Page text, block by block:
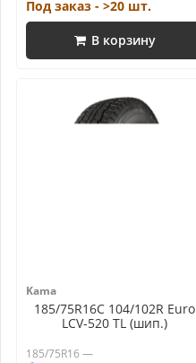
Под заказ - >20 шт.
В корзину
Kama
185/75R16C 104/102R Euro
LCV-520 TL (шип.)
185/75R16 —